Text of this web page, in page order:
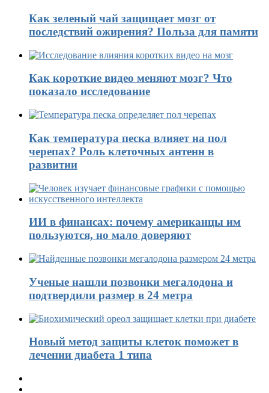
Как зеленый чай защищает мозг от
последствий ожирения? Польза для памяти
Как короткие видео меняют мозг? Что
показало исследование
Как температура песка влияет на пол
черепах? Роль клеточных антенн в
развитии
ИИ в финансах: почему американцы им
пользуются, но мало доверяют
Ученые нашли позвонки мегалодона и
подтвердили размер в 24 метра
Новый метод защиты клеток поможет в
лечении диабета 1 типа